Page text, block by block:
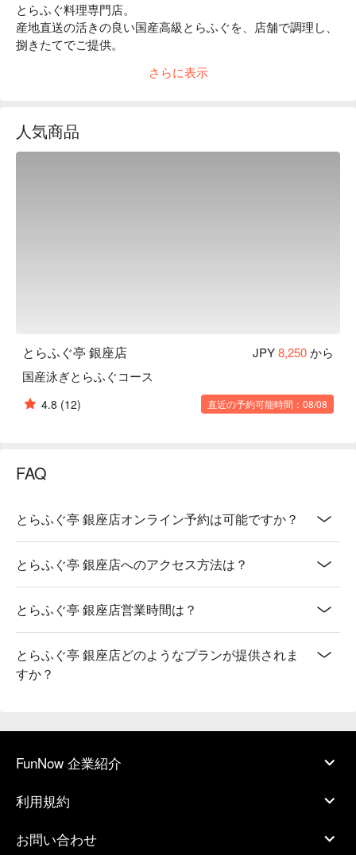
とらふぐ料理専門店。
産地直送の活きの良い国産高級とらふぐを、店舗で調理し、
捌きたてでご提供。
心に、厳選した新鮮食材を使用。
さらに表示
人気商品
とらふぐ亭 銀座店 JPY8,250から
国産泳ぎとらふぐコース
4.8 (12) 直近の予約可能時間：08/08
FAQ
とらふぐ亭 銀座店オンライン予約は可能ですか？
とらふぐ亭 銀座店へのアクセス方法は？
とらふぐ亭 銀座店営業時間は？
とらふぐ亭 銀座店どのようなプランが提供されま
すか？
FunNow 企業紹介
利用規約
お問い合わせ